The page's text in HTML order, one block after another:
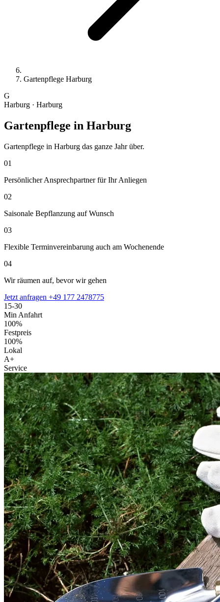
Gartenpflege Harburg
G
Harburg · Harburg
Gartenpflege in Harburg
Gartenpflege in Harburg das ganze Jahr über.
01
Persönlicher Ansprechpartner für Ihr Anliegen
02
Saisonale Bepflanzung auf Wunsch
03
Flexible Terminvereinbarung auch am Wochenende
04
Wir räumen auf, bevor wir gehen
Jetzt anfragen +49 177 2478775
15-30
Min Anfahrt
100%
Festpreis
100%
Lokal
A+
Service